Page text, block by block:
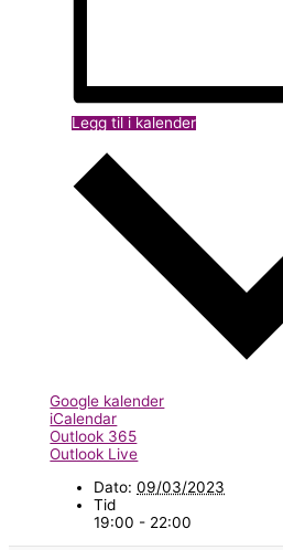
Legg til i kalender
Google kalender
iCalendar
Outlook 365
Outlook Live
Dato: 09/03/2023
Tid
19:00 - 22:00